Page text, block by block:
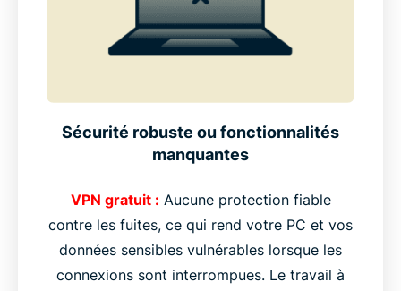
Sécurité robuste ou fonctionnalités
manquantes
VPN gratuit : Aucune protection fiable
contre les fuites, ce qui rend votre PC et vos
données sensibles vulnérables lorsque les
connexions sont interrompues. Le travail à